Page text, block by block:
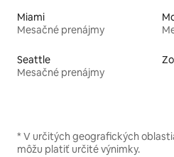
Miami
Mesačné prenájmy
Seattle
Mesačné prenájmy
* V určitých geografických
môžu platiť určité výnimky.